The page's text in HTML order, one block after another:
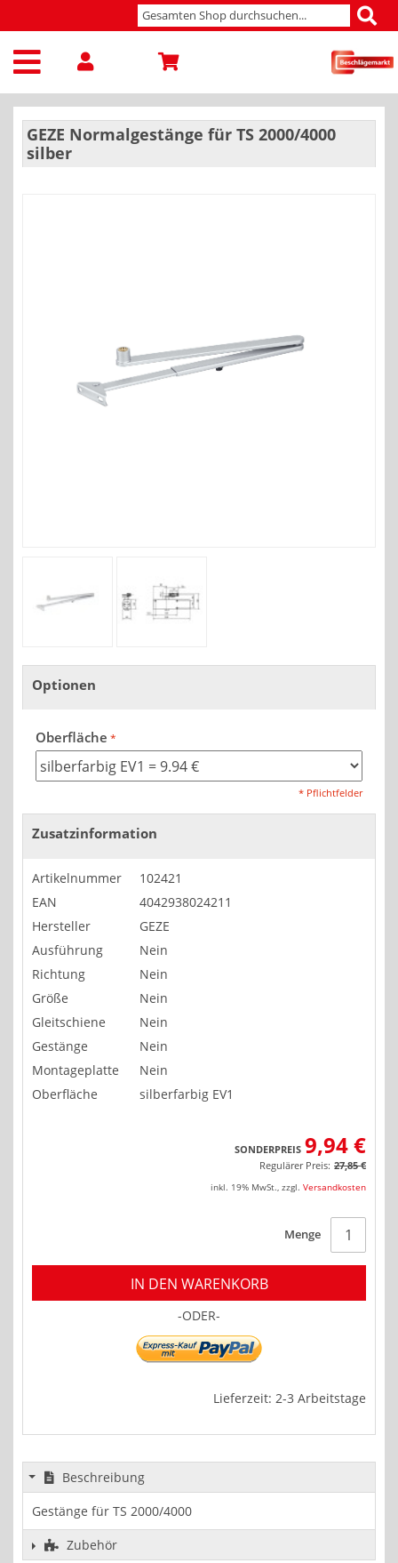
GEZE Normalgestänge für TS 2000/4000
silber
Optionen
Oberfläche
* Pflichtfelder
Zusatzinformation
Artikelnummer
102421
EAN
4042938024211
Hersteller
GEZE
Ausführung
Nein
Richtung
Nein
Größe
Nein
Gleitschiene
Nein
Gestänge
Nein
Montageplatte
Nein
Oberfläche
silberfarbig EV1
SONDERPREIS 9,94 €
Regulärer Preis: 27,85 €
inkl. 19% MwSt., zzgl. Versandkosten
Menge
IN DEN WARENKORB
-ODER-
Lieferzeit: 2-3 Arbeitstage
Beschreibung
Gestänge für TS 2000/4000
Zubehör